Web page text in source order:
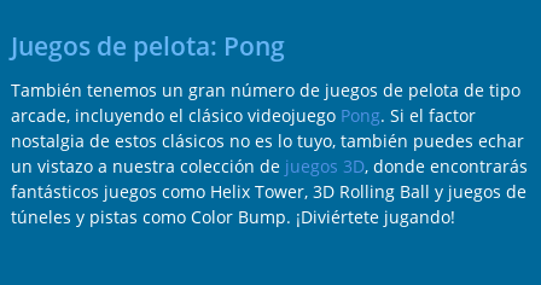
Juegos de pelota: Pong
También tenemos un gran número de juegos de pelota de tipo
arcade, incluyendo el clásico videojuego Pong. Si el factor
nostalgia de estos clásicos no es lo tuyo, también puedes echar
un vistazo a nuestra colección de juegos 3D, donde encontrarás
fantásticos juegos como Helix Tower, 3D Rolling Ball y juegos de
túneles y pistas como Color Bump. ¡Diviértete jugando!